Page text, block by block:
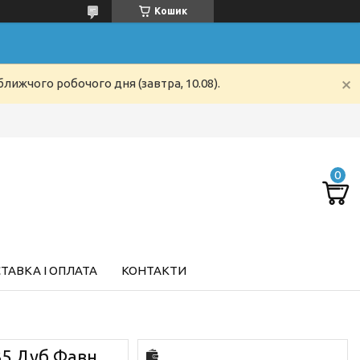
Кошик
робочого дня (завтра, 10.08).
І ОПЛАТА КОНТАКТИ